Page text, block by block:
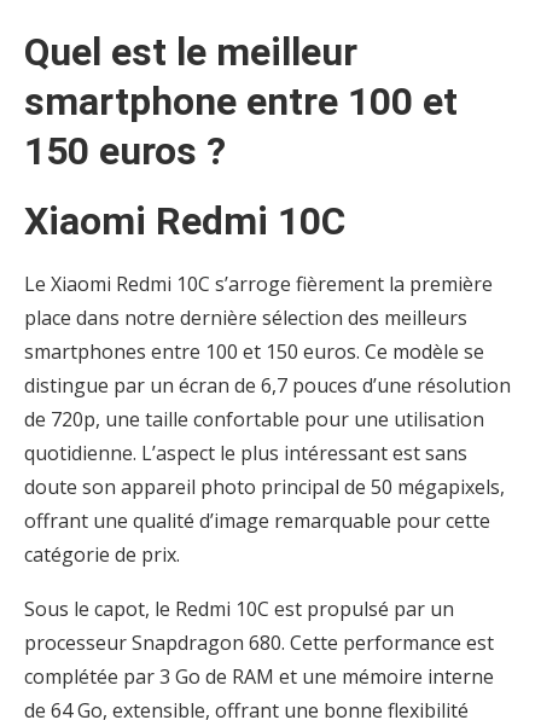
Quel est le meilleur
smartphone entre 100 et
150 euros ?
Xiaomi Redmi 10C
Le Xiaomi Redmi 10C s’arroge fièrement la première
place dans notre dernière sélection des meilleurs
smartphones entre 100 et 150 euros. Ce modèle se
distingue par un écran de 6,7 pouces d’une résolution
de 720p, une taille confortable pour une utilisation
quotidienne. L’aspect le plus intéressant est sans
doute son appareil photo principal de 50 mégapixels,
offrant une qualité d’image remarquable pour cette
catégorie de prix.
Sous le capot, le Redmi 10C est propulsé par un
processeur Snapdragon 680. Cette performance est
complétée par 3 Go de RAM et une mémoire interne
de 64 Go, extensible, offrant une bonne flexibilité